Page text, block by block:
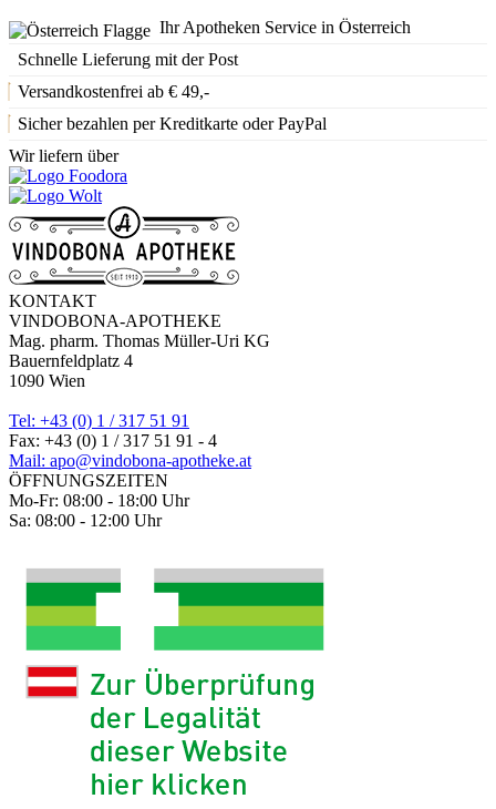
Ihr Apotheken Service in Österreich
Schnelle Lieferung mit der Post
Versandkostenfrei ab € 49,-
Sicher bezahlen per Kreditkarte oder PayPal
Wir liefern über
KONTAKT
VINDOBONA-APOTHEKE
Mag. pharm. Thomas Müller-Uri KG
Bauernfeldplatz 4
1090 Wien
Tel: +43 (0) 1 / 317 51 91
Fax: +43 (0) 1 / 317 51 91 - 4
Mail: apo@vindobona-apotheke.at
ÖFFNUNGSZEITEN
Mo-Fr: 08:00 - 18:00 Uhr
Sa: 08:00 - 12:00 Uhr